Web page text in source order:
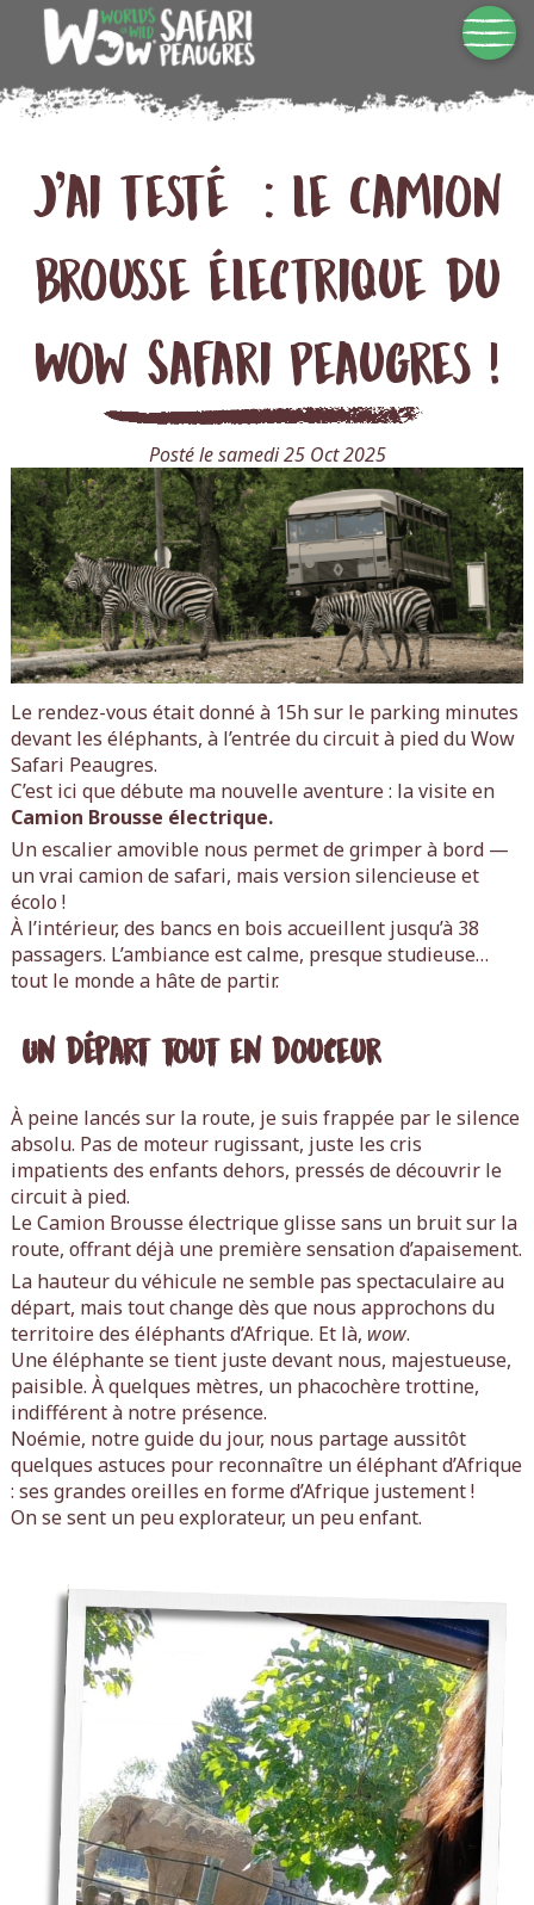
J’ai testé : le Camion
Brousse électrique du
Wow Safari Peaugres !
Posté le samedi 25 Oct 2025
Le rendez-vous était donné à 15h sur le parking minutes
devant les éléphants, à l’entrée du circuit à pied du Wow
Safari Peaugres.
C’est ici que débute ma nouvelle aventure : la visite en
Camion Brousse électrique.
Un escalier amovible nous permet de grimper à bord —
un vrai camion de safari, mais version silencieuse et
écolo !
À l’intérieur, des bancs en bois accueillent jusqu’à 38
passagers. L’ambiance est calme, presque studieuse…
tout le monde a hâte de partir.
Un départ tout en douceur
À peine lancés sur la route, je suis frappée par le silence
absolu. Pas de moteur rugissant, juste les cris
impatients des enfants dehors, pressés de découvrir le
circuit à pied.
Le Camion Brousse électrique glisse sans un bruit sur la
route, offrant déjà une première sensation d’apaisement.
La hauteur du véhicule ne semble pas spectaculaire au
départ, mais tout change dès que nous approchons du
territoire des éléphants d’Afrique. Et là, wow.
Une éléphante se tient juste devant nous, majestueuse,
paisible. À quelques mètres, un phacochère trottine,
indifférent à notre présence.
Noémie, notre guide du jour, nous partage aussitôt
quelques astuces pour reconnaître un éléphant d’Afrique
: ses grandes oreilles en forme d’Afrique justement !
On se sent un peu explorateur, un peu enfant.